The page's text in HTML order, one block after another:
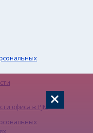
офиса в PJM